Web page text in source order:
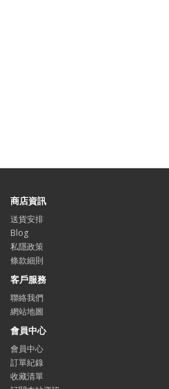
商店資訊
送貨安排
Blog
私隱政策
條款細則
客戶服務
聯絡我們
網站地圖
會員中心
會員中心
訂單紀錄
收藏清單